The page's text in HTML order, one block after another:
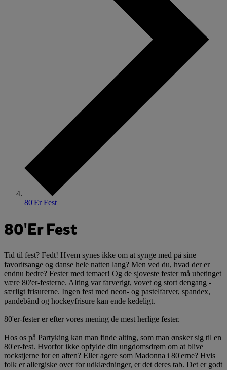
80'Er Fest
80'Er Fest
Tid til fest? Fedt! Hvem synes ikke om at synge med på sine
favoritsange og danse hele natten lang? Men ved du, hvad der er
endnu bedre? Fester med temaer! Og de sjoveste fester må ubetinget
være 80'er-festerne. Alting var farverigt, vovet og stort dengang -
særligt frisurerne. Ingen fest med neon- og pastelfarver, spandex,
pandebånd og hockeyfrisure kan ende kedeligt.
80'er-fester er efter vores mening de mest herlige fester.
Hos os på Partyking kan man finde alting, som man ønsker sig til en
80'er-fest. Hvorfor ikke opfylde din ungdomsdrøm om at blive
rockstjerne for en aften? Eller agere som Madonna i 80'erne? Hvis
folk er allergiske over for udklædninger, er det deres tab. Det er godt